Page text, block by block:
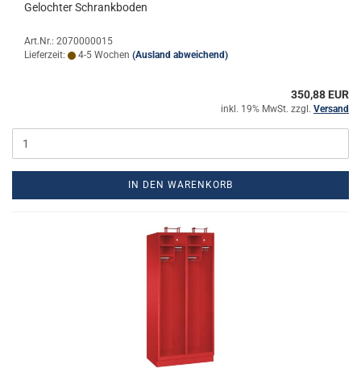
Ge­loch­ter Schrank­bo­den
Art.Nr.: 2070000015
Lieferzeit:
4-5 Wochen (Ausland abweichend)
350,88 EUR
inkl. 19% MwSt. zzgl. Versand
IN DEN WARENKORB